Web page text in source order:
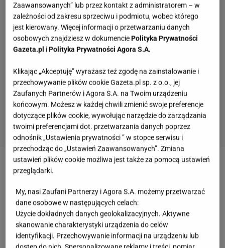
Zobacz wideo
Dania z cebuli w roli głównej. Warzywo zastępuje
mięso w tradycyjnym przepisie
Zaawansowanych” lub przez kontakt z administratorem – w
zależności od zakresu sprzeciwu i podmiotu, wobec którego
jest kierowany. Więcej informacji o przetwarzaniu danych
osobowych znajdziesz w dokumenciePolityka Prywatności
Gazeta.pl iPolityka Prywatności Agora S.A.
Klikając „Akceptuję” wyrażasz też zgodę na zainstalowanie i
przechowywanie plików cookie Gazeta.pl sp. z o.o., jej
Zaufanych Partnerów i Agora S.A. na Twoim urządzeniu
końcowym. Możesz w każdej chwili zmienić swoje preferencje
dotyczące plików cookie, wywołując narzędzie do zarządzania
twoimi preferencjami dot. przetwarzania danych poprzez
odnośnik „Ustawienia prywatności ” w stopce serwisu i
przechodząc do „Ustawień Zaawansowanych”. Zmiana
ustawień plików cookie możliwa jest także za pomocą ustawień
przeglądarki.
My, nasi Zaufani Partnerzy i Agora S.A. możemy przetwarzać
dane osobowe w następujących celach:
Użycie dokładnych danych geolokalizacyjnych. Aktywne
skanowanie charakterystyki urządzenia do celów
identyfikacji. Przechowywanie informacji na urządzeniu lub